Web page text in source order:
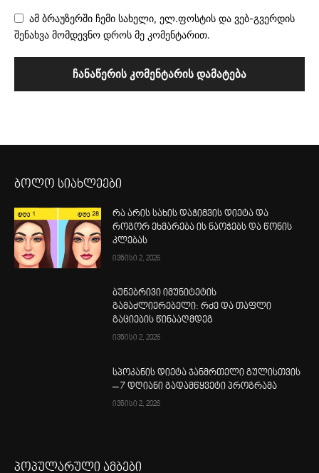
ამ ბრაუზერში ჩემი სახელი, ელ.ფოსტის და ვებ-გვერდის
შენახვა მომდევნო დროს მე კომენტარით.
ბოლო სიახლეები
რა არის სახის დაჭიმვის დიეტა და
როგორ ეხმარება ის ნაოჭებს და წონის
კლებას
ივნისი 2, 2026
ბუნებრივი იმუნიტეტის
გამაძლიერებელი: რძე და თაფლი
გაციების წინააღმდეგ
ივნისი 2, 2026
სპოკანის დიეტა ჯანმრთელი გულისთვის
– 7 დღიანი გადამწყვეტი პროგრამა
ივნისი 2, 2026
პოპულარული ამბები